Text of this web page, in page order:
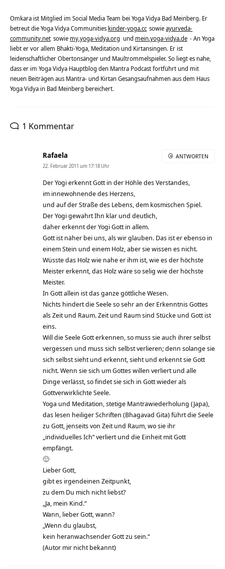
Omkara ist Mitglied im Social Media Team bei Yoga Vidya Bad Meinberg. Er
betreut die Yoga Vidya Communities kinder-yoga.cc sowieayurveda-
community.net sowie my.yoga-vidya.org und mein.yoga-vidya.de - An Yoga
liebt er vor allem Bhakti-Yoga, Meditation und Kirtansingen. Er ist
leidenschaftlicher Obertonsänger und Maultrommelspieler. So liegt es nahe,
dass er im Yoga Vidya Hauptblog den Mantra Podcast fortführt und mit
neuen Beiträgen aus Mantra- und Kirtan Gesangsaufnahmen aus dem Haus
Yoga Vidya in Bad Meinberg bereichert.
1 Kommentar
Rafaela
22. Februar 2011 um 17:18 Uhr
Der Yogi erkennt Gott in der Höhle des Verstandes,
im innewohnende des Herzens,
und auf der Straße des Lebens, dem kosmischen Spiel.
Der Yogi gewahrt Ihn klar und deutlich,
daher erkennt der Yogi Gott in allem.
Gott ist näher bei uns, als wir glauben. Das ist er ebenso in
einem Stein und einem Holz, aber sie wissen es nicht.
Wüsste das Holz wie nahe er ihm ist, wie es der höchste
Meister erkennt, das Holz wäre so selig wie der höchste
Meister.
In Gott allein ist das ganze göttliche Wesen.
Nichts hindert die Seele so sehr an der Erkenntnis Gottes
als Zeit und Raum. Zeit und Raum sind Stücke und Gott ist
eins.
Will die Seele Gott erkennen, so muss sie auch ihrer selbst
vergessen und muss sich selbst verlieren; denn solange sie
sich selbst sieht und erkennt, sieht und erkennt sie Gott
nicht. Wenn sie sich um Gottes willen verliert und alle
Dinge verlässt, so findet sie sich in Gott wieder als
Gottverwirklichte Seele.
Yoga und Meditation, stetige Mantrawiederholung (Japa),
das lesen heiliger Schriften (Bhagavad Gita) führt die Seele
zu Gott, jenseits von Zeit und Raum, wo sie ihr
„individuelles Ich“ verliert und die Einheit mit Gott
empfängt.
🙂
Lieber Gott,
gibt es irgendeinen Zeitpunkt,
zu dem Du mich nicht liebst?
„Ja, mein Kind.“
Wann, lieber Gott, wann?
„Wenn du glaubst,
kein heranwachsender Gott zu sein.“
(Autor mir nicht bekannt)
ANTWORTEN